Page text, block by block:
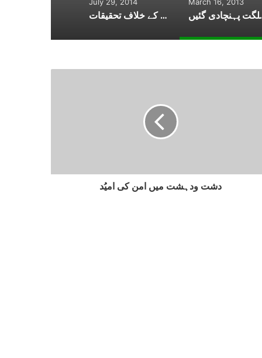
محکمہ تعلیم میں غیر قانونی بھرتیوں پر وزیر تعلیم، سیکرٹری تعلیم اور دیگر ذمہ داروں کے خلاف تحقیقات پہنچادی گئیں
دشت ودہشت میں امن کی امیُد